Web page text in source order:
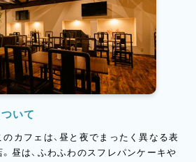
いて
カフェは、昼と夜でまったく異なる表
昼は、ふわふわのスフレパンケーキや